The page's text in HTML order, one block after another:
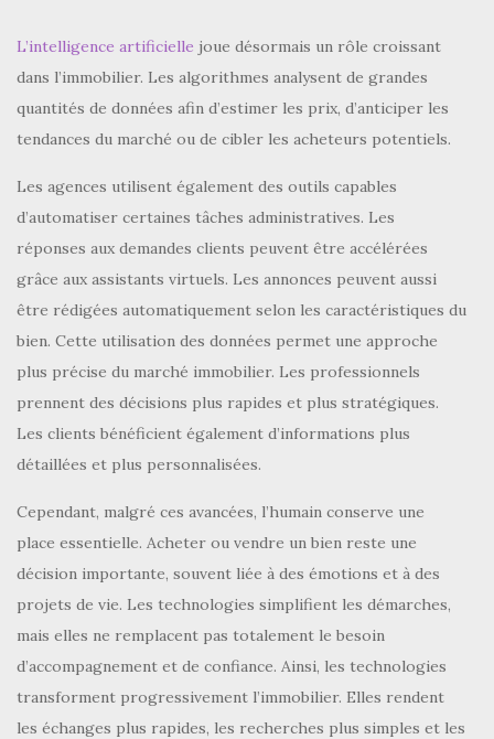
L’intelligence artificielle joue désormais un rôle croissant
dans l’immobilier. Les algorithmes analysent de grandes
quantités de données afin d’estimer les prix, d’anticiper les
tendances du marché ou de cibler les acheteurs potentiels.
Les agences utilisent également des outils capables
d’automatiser certaines tâches administratives. Les
réponses aux demandes clients peuvent être accélérées
grâce aux assistants virtuels. Les annonces peuvent aussi
être rédigées automatiquement selon les caractéristiques du
bien. Cette utilisation des données permet une approche
plus précise du marché immobilier. Les professionnels
prennent des décisions plus rapides et plus stratégiques.
Les clients bénéficient également d’informations plus
détaillées et plus personnalisées.
Cependant, malgré ces avancées, l’humain conserve une
place essentielle. Acheter ou vendre un bien reste une
décision importante, souvent liée à des émotions et à des
projets de vie. Les technologies simplifient les démarches,
mais elles ne remplacent pas totalement le besoin
d’accompagnement et de confiance. Ainsi, les technologies
transforment progressivement l’immobilier. Elles rendent
les échanges plus rapides, les recherches plus simples et les